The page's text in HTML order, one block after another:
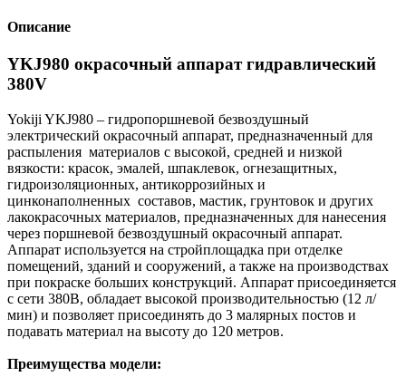
Описание
YKJ980 окрасочный аппарат гидравлический
380V
Yokiji YKJ980 – гидропоршневой безвоздушный
электрический окрасочный аппарат, предназначенный для
распыления материалов с высокой, средней и низкой
вязкости: красок, эмалей, шпаклевок, огнезащитных,
гидроизоляционных, антикоррозийных и
цинконаполненных составов, мастик, грунтовок и других
лакокрасочных материалов, предназначенных для нанесения
через поршневой безвоздушный окрасочный аппарат.
Аппарат используется на стройплощадка при отделке
помещений, зданий и сооружений, а также на производствах
при покраске больших конструкций. Аппарат присоединяется
с сети 380B, обладает высокой производительностью (12 л/
мин) и позволяет присоединять до 3 малярных постов и
подавать материал на высоту до 120 метров.
Преимущества модели: